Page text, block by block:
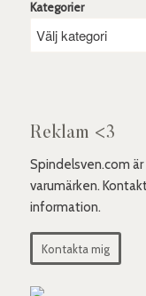
Kategorier
Reklam <3
Spindelsven.com
varumärken.
information.
Kontakta mig